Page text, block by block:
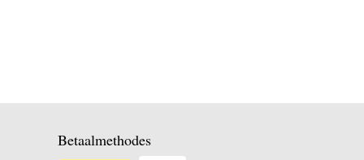
Betaalmethodes